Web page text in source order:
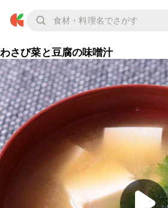
わさび菜と豆腐の味噌汁